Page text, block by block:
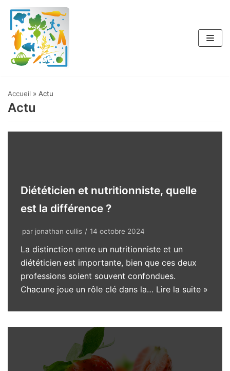
Aller
au
contenu
Accueil » Actu
Actu
Diététicien et nutritionniste, quelle
est la différence ?
par jonathan cullis 14 octobre 2024
La distinction entre un nutritionniste et un
diététicien est importante, bien que ces deux
professions soient souvent confondues.
Chacune joue un rôle clé dans la… Lire la suite »